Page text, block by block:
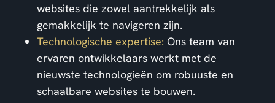
websites die zowel aantrekkelijk als
gemakkelijk te navigeren zijn.
Technologische expertise: Ons team van
ervaren ontwikkelaars werkt met de
nieuwste technologieën om robuuste en
schaalbare websites te bouwen.